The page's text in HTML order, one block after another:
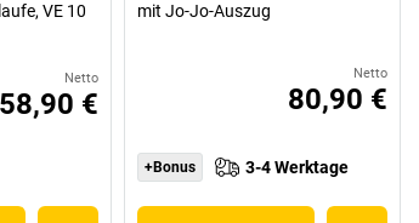
VE 10
Netto
58,90 €
mit Jo-Jo-Auszug
Netto
80,90 €
+Bonus 3-4 Werktage